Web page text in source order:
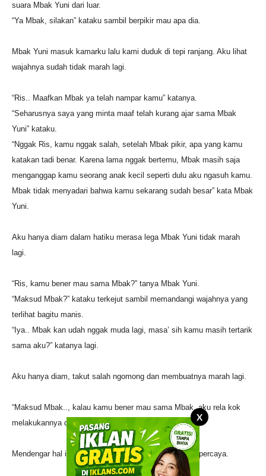
X
suara Mbak Yuni dari luar.
“Ya Mbak, silakan” kataku sambil berpikir mau apa dia.
Mbak Yuni masuk kamarku lalu kami duduk di tepi ranjang. Aku lihat
wajahnya sudah tidak marah lagi.
“Ris.. Maafkan Mbak ya telah nampar kamu” katanya.
“Seharusnya saya yang minta maaf telah kurang ajar sama Mbak
Yuni” kataku.
“Nggak Ris, kamu nggak salah, setelah Mbak pikir, apa yang kamu
katakan tadi benar. Karena lama nggak bertemu, Mbak masih saja
menganggap kamu seorang anak kecil seperti dulu aku ngasuh kamu.
Mbak tidak menyadari bahwa kamu sekarang sudah besar” kata Mbak
Yuni.
Aku hanya diam dalam hatiku merasa lega Mbak Yuni tidak marah
lagi.
“Ris, kamu bener mau sama Mbak?” tanya Mbak Yuni.
“Maksud Mbak?” kataku terkejut sambil memandangi wajahnya yang
terlihat bagitu manis.
“Iya.. Mbak kan udah nggak muda lagi, masa’ sih kamu masih tertarik
sama aku?” katanya lagi.
Aku hanya diam, takut salah ngomong dan membuatnya marah lagi.
“Maksud Mbak.., kalau kamu bener mau sama Mbak, aku rela kok
melakukannya dengan kamu” katanya lagi.
Mendengar hal itu aku tambah terkejut, seakan nggak percaya.